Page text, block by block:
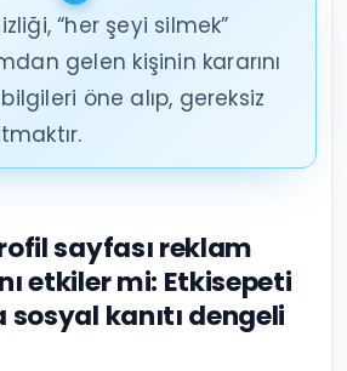
“her şeyi silmek”
gelen kişinin kararını
öne alıp, gereksiz
sayfası reklam
etkiler mi: Etkisepeti
sosyal kanıtı dengeli